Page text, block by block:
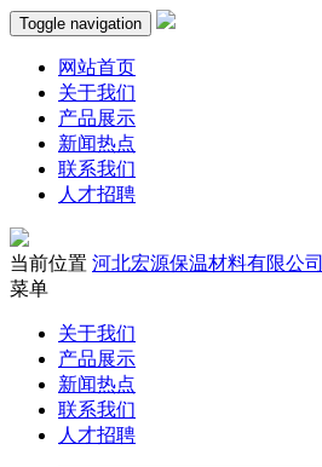
Toggle navigation
网站首页
关于我们
产品展示
新闻热点
联系我们
人才招聘
当前位置 河北宏源保温材料有限公司
菜单
关于我们
产品展示
新闻热点
联系我们
人才招聘